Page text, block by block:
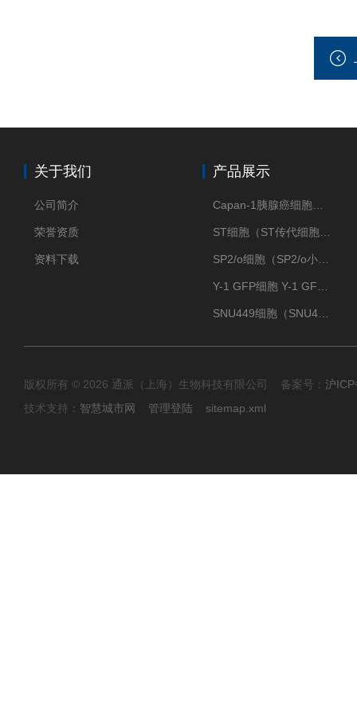
关于我们
公司简介
荣誉资质
资料下载
产品展示
版权所有 © 2026 通派（上海）生物科技有限公司 备案号： 沪
技术支持： 智慧城市网 管理登陆 sitemap.xml